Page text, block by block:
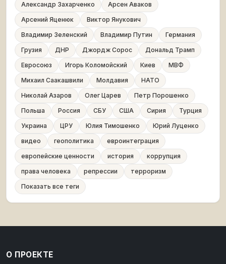
Александр Захарченко
Арсен Аваков
Арсений Яценюк
Виктор Янукович
Владимир Зеленский
Владимир Путин
Германия
Грузия
ДНР Джордж Сорос
Дональд Трамп
Евросоюз
Игорь Коломойский Киев
МВФ
Михаил Саакашвили
Молдавия
НАТО
Николай Азаров
Олег Царев
Петр Порошенко
Польша
Россия СБУ США Сирия
Турция
Украина
ЦРУ Юлия Тимошенко
Юрий Луценко
видео
геополитика
евроинтеграция
европейские ценности
история
коррупция
права человека
репрессии
терроризм
Показать все теги
О ПРОЕКТЕ